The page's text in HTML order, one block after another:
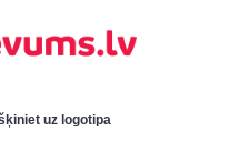
uz logotipa